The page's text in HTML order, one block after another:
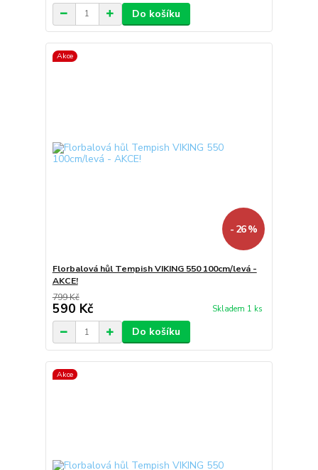
Do košíku
Akce
- 26 %
Florbalová hůl Tempish VIKING 550 100cm/levá -
AKCE!
799 Kč
590 Kč Skladem 1 ks
Do košíku
Akce